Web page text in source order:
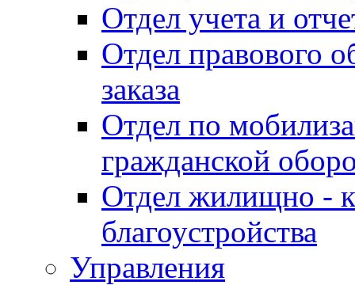
Отдел учета и
Отдел правового
заказа
Отдел по
гражданской
Отдел жилищно -
благоустройства
Управления